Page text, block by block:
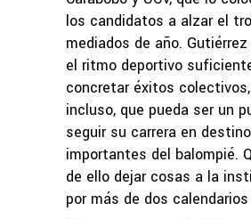
los candidatos a alzar el
mediados de año.
el ritmo deportivo
concretar éxitos
incluso, que pueda ser un
seguir su carrera en
importantes del balompié.
de ello dejar cosas a la
por más de dos